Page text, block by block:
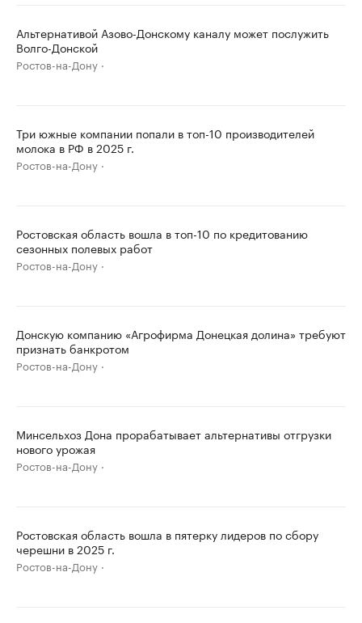
Альтернативой Азово-Донскому каналу может послужить
Волго-Донской
Ростов-на-Дону
Три южные компании попали в топ-10 производителей
молока в РФ в 2025 г.
Ростов-на-Дону
Ростовская область вошла в топ-10 по кредитованию
сезонных полевых работ
Ростов-на-Дону
Донскую компанию «Агрофирма Донецкая долина» требуют
признать банкротом
Ростов-на-Дону
Минсельхоз Дона прорабатывает альтернативы отгрузки
нового урожая
Ростов-на-Дону
Ростовская область вошла в пятерку лидеров по сбору
черешни в 2025 г.
Ростов-на-Дону